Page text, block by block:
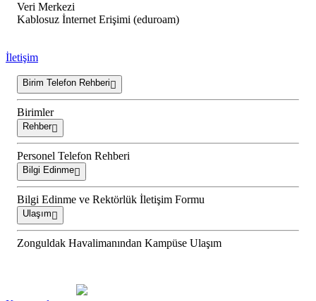
Veri Merkezi
Kablosuz İnternet Erişimi (eduroam)
İletişim
Birim Telefon Rehberi
Birimler
Rehber
Personel Telefon Rehberi
Bilgi Edinme
Bilgi Edinme ve Rektörlük İletişim Formu
Ulaşım
Zonguldak Havalimanından Kampüse Ulaşım